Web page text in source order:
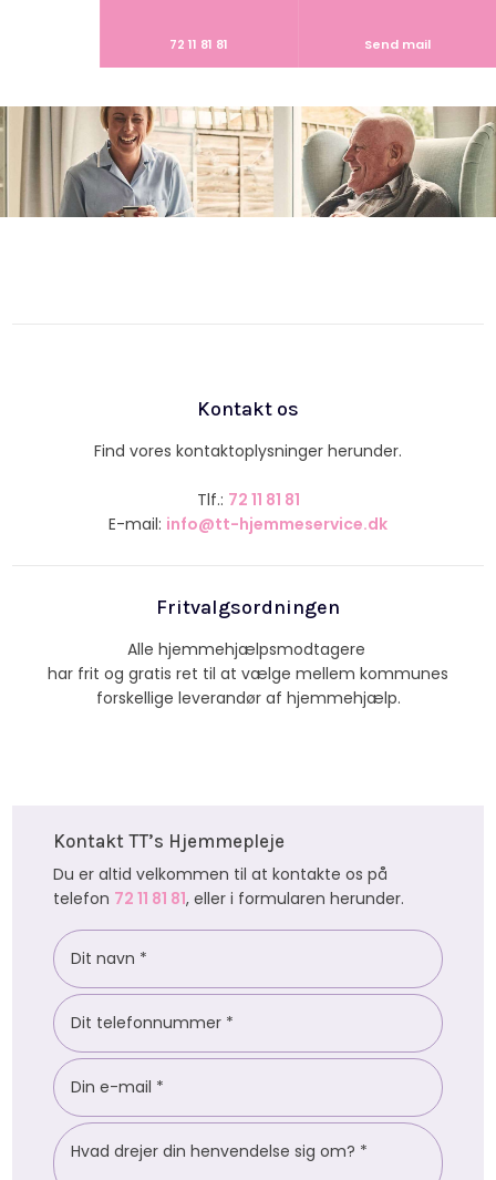
72 11 81 81 Send mail
Kontakt os
Find vores kontaktoplysninger herunder.
​Tlf.: 72 11 81 81
E-mail: info@tt-hjemmeservice.dk
Fritvalgsordningen​
Alle hjemmehjælpsmodtagere
har frit og gratis ret til at vælge mellem kommunes
forskellige leverandør af hjemmehjælp.​
Kontakt TT’s Hjemmepleje
Du er altid velkommen til at kontakte os på
telefon 72 11 81 81, eller i formularen herunder.​